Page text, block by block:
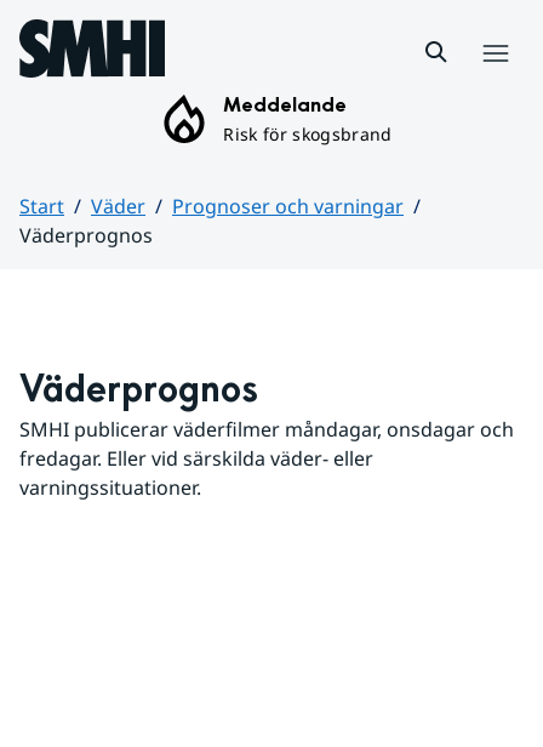
Hoppa till sidans innehåll
Meddelande
Risk för skogsbrand
Start Väder
Prognoser och varningar
Väderprognos
Väderprognos
SMHI publicerar väderfilmer måndagar, onsdagar och
fredagar. Eller vid särskilda väder- eller
varningssituationer.